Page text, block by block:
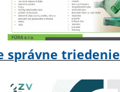
správne triedenie